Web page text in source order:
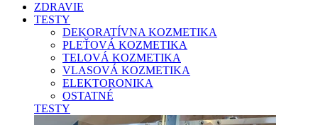
ZDRAVIE
TESTY
DEKORATÍVNA KOZMETIKA
PLEŤOVÁ KOZMETIKA
TELOVÁ KOZMETIKA
VLASOVÁ KOZMETIKA
ELEKTORONIKA
OSTATNÉ
TESTY